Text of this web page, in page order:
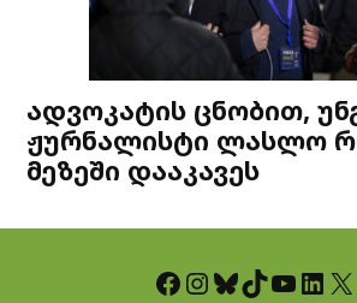
ადვოკატის ცნობით,
ჟურნალისტი ლასლო
მეზეში დააკავეს
Facebook InstagramBluesky TikTok YouTube LinkedIn X